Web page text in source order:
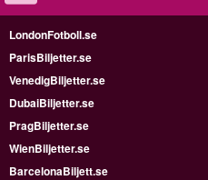
LondonFotboll.se
ParisBiljetter.se
VenedigBiljetter.se
DubaiBiljetter.se
PragBiljetter.se
WienBiljetter.se
BarcelonaBiljett.se